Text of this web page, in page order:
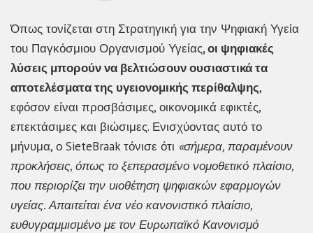
Όπως τονίζεται στη Στρατηγική για την Ψηφιακή Υγεία
του Παγκόσμιου Οργανισμού Υγείας, οι ψηφιακές
λύσεις μπορούν να βελτιώσουν ουσιαστικά τα
αποτελέσματα της υγειονομικής περίθαλψης,
εφόσον είναι προσβάσιμες, οικονομικά εφικτές,
επεκτάσιμες και βιώσιμες. Ενισχύοντας αυτό το
μήνυμα, ο SieteBraak τόνισε ότι «σήμερα, παραμένουν
προκλήσεις, όπως το ξεπερασμένο νομοθετικό πλαίσιο,
που περιορίζει την υιοθέτηση ψηφιακών εφαρμογών
υγείας. Απαιτείται ένα νέο κανονιστικό πλαίσιο,
ευθυγραμμισμένο με τον Ευρωπαϊκό Κανονισμό